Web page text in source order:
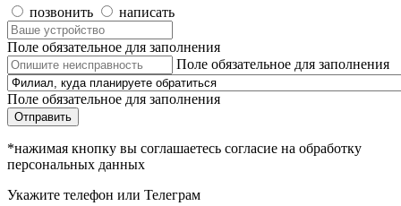
позвонить написать
Поле обязательное для заполнения
Поле обязательное для заполнения
Поле обязательное для заполнения
Отправить
*нажимая кнопку вы соглашаетесь согласие на обработку
персональных данных
Укажите телефон или Телеграм